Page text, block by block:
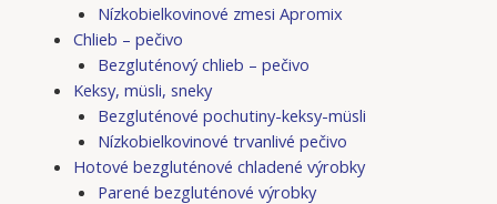
Nízkobielkovinové zmesi Apromix
Chlieb – pečivo
Bezgluténový chlieb – pečivo
Keksy, müsli, sneky
Bezgluténové pochutiny-keksy-müsli
Nízkobielkovinové trvanlivé pečivo
Hotové bezgluténové chladené výrobky
Parené bezgluténové výrobky